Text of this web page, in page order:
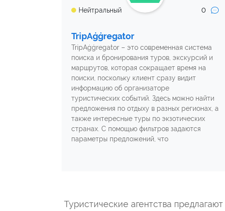
Нейтральный 0
TripAġġregator
TripAġġregator – это современная система
поиска и бронирования туров, экскурсий и
маршрутов, которая сокращает время на
поиски, поскольку клиент сразу видит
информацию об организаторе
туристических событий. Здесь можно найти
предложения по отдыху в разных регионах, а
также интересные туры по экзотических
странах. С помощью фильтров задаются
параметры предложений, что
Туристические агентства